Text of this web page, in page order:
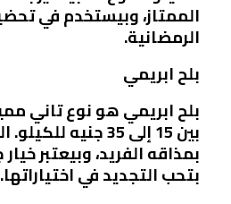
الممتاز، وبيستخدم في
الرمضانية.
بلح ابريمي
بلح ابريمي هو نوع تاني
بين 15 إلى 35 جنيه
بمذاقه الفريد، وبيعتبر
بتحب التجديد في اختياراتها.